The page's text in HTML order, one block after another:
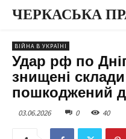
ЧЕРКАСЬКА
ВІЙНА В УКРАЇНІ
Удар рф по
знищені
пошкоджений
03.06.2026 0 40